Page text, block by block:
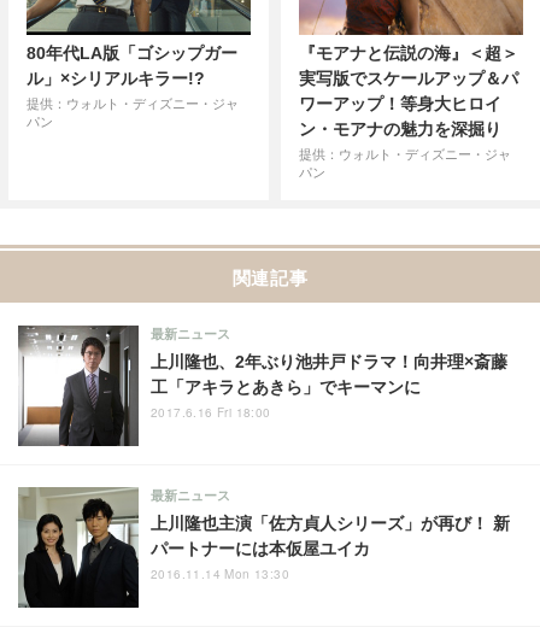
80年代LA版「ゴシップガー
ル」×シリアルキラー!?
提供：ウォルト・ディズニー・ジャ
パン
『モアナと伝説の海』＜超＞
実写版でスケールアップ＆パ
ワーアップ！等身大ヒロイ
ン・モアナの魅力を深掘り
提供：ウォルト・ディズニー・ジャ
パン
関連記事
上川隆也、2年ぶり池井戸ドラマ！向井理×斎藤
工「アキラとあきら」でキーマンに
最新ニュース
2017.6.16 Fri 18:00
上川隆也主演「佐方貞人シリーズ」が再び！ 新
パートナーには本仮屋ユイカ
最新ニュース
2016.11.14 Mon 13:30